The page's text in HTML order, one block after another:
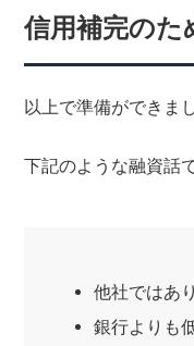
信用補完のた
以上で準備ができま
下記のような融資話
他社ではあ
銀行よりも